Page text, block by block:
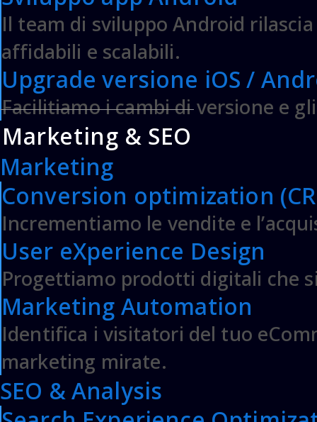
Il team di sviluppo Android
affidabili e scalabili.
Upgrade versione iOS /
Facilitiamo i cambi di versione e
Marketing & SEO
Marketing
Conversion optimization
Incrementiamo le vendite e
User eXperience Design
Progettiamo prodotti digitali che
Marketing Automation
Identifica i visitatori del tuo
marketing mirate.
SEO & Analysis
© 2007-2023 DF Solution |
P.IVA: 07979890725 - Codice
Server Cloud Magento
Magento Adobe&